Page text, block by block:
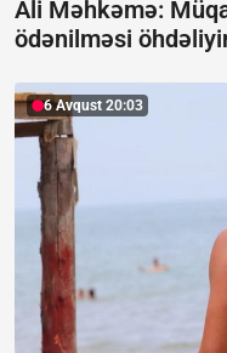
Ali Məhkəmə:
ödənilməsi
6 Avqust 20:03